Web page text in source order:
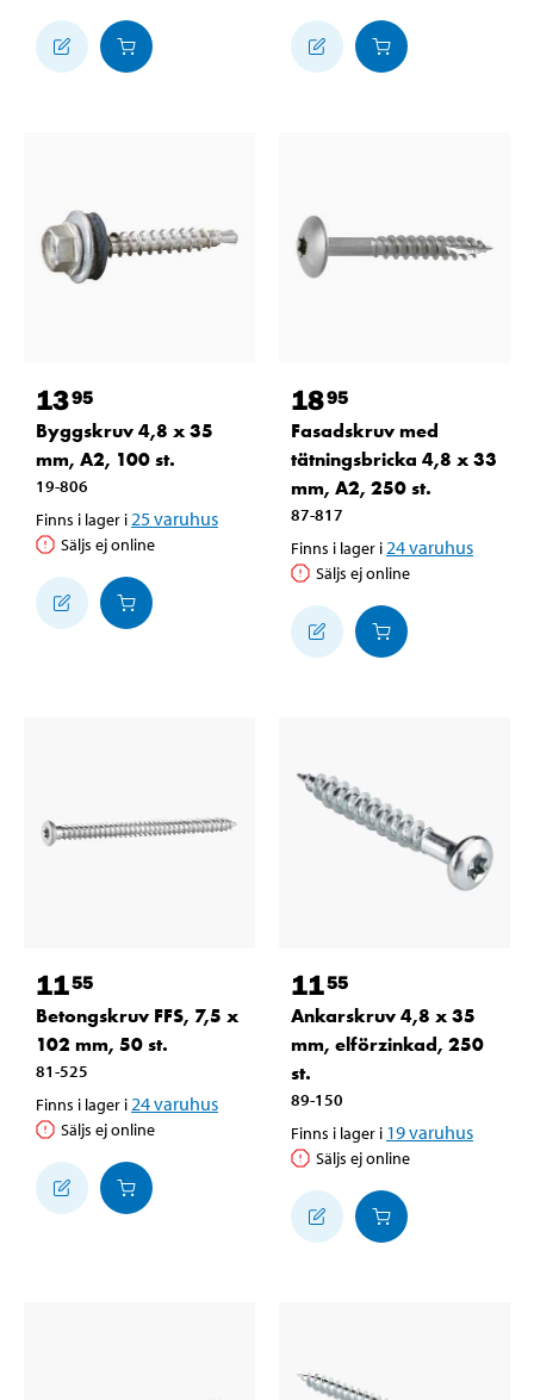
1395
Byggskruv 4,8 x 35
mm, A2, 100 st.
19-806
Finns i lager i 25varuhus
Säljs ej online
1895
Fasadskruv med
tätningsbricka 4,8 x 33
mm, A2, 250 st.
87-817
Finns i lager i 24varuhus
Säljs ej online
1155
Betongskruv FFS, 7,5 x
102 mm, 50 st.
81-525
Finns i lager i 24varuhus
Säljs ej online
1155
Ankarskruv 4,8 x 35
mm, elförzinkad, 250
st.
89-150
Finns i lager i 19varuhus
Säljs ej online